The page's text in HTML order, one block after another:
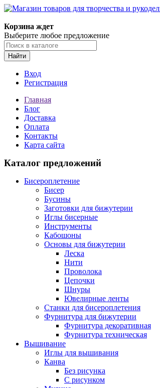
Корзина ждет
Выберите любое предложение
Найти
Вход
Регистрация
Главная
Блог
Доставка
Оплата
Контакты
Карта сайта
Каталог предложений
Бисероплетение
Бисер
Бусины
Заготовки для бижутерии
Иглы бисерные
Инструменты
Кабошоны
Основы для бижутерии
Леска
Нити
Проволока
Цепочки
Шнуры
Ювелирные ленты
Станки для бисероплетения
Фурнитура для бижутерии
Фурнитура декоративная
Фурнитура техническая
Вышивание
Иглы для вышивания
Канва
Без рисунка
С рисунком